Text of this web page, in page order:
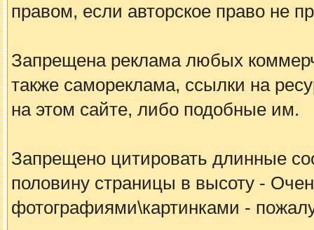
правом, если авторское право не
Запрещена реклама любых
также самореклама, ссылки на
на этом сайте, либо подобные им.
Запрещено цитировать длинные
половину страницы в высоту -
фотографиями\картинками -